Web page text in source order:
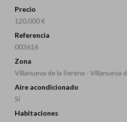
Precio
120.000 €
Referencia
003616
Zona
Villanueva de la Serena - Villanueva
Aire acondicionado
Si
Habitaciones